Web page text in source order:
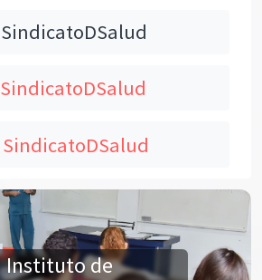
SindicatoDSalud
SindicatoDSalud
SindicatoDSalud
Instituto de